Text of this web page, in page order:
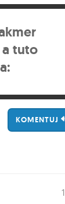
tuto
KOMENTUJ